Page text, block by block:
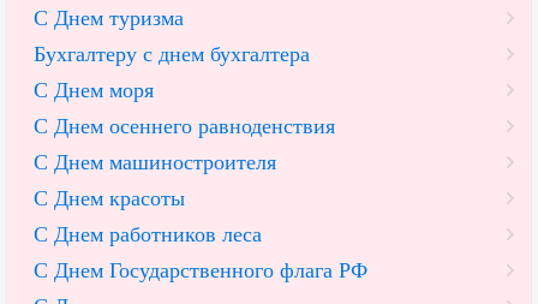
С Днем туризма
Бухгалтеру с днем бухгалтера
С Днем моря
С Днем осеннего равноденствия
С Днем машиностроителя
С Днем красоты
С Днем работников леса
С Днем Государственного флага РФ